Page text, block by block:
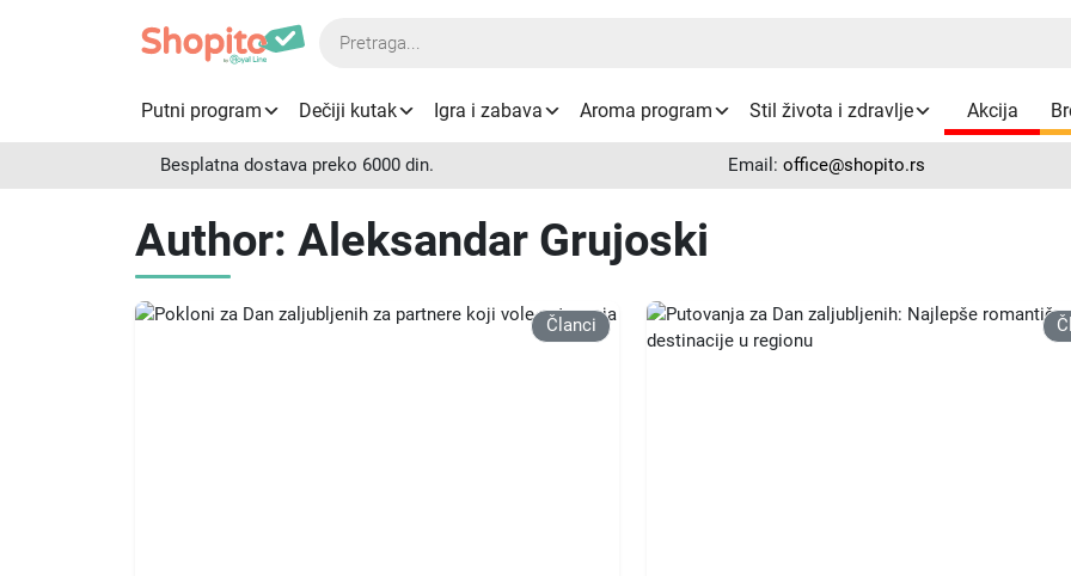
Products
Putni program Dečiji kutak Igra i zabava Aroma program Stil života i zdravlje Akcija
Besplatna dostava preko 6000 din. Email: office@shopito.rs
Author:Aleksandar Grujoski
Članci